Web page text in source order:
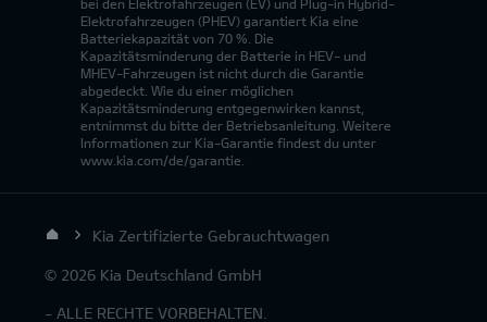
bei den Elektrofahrzeugen (EV) und Plug-in Hybrid-
Elektrofahrzeugen (PHEV) garantiert Kia eine
Batteriekapazität von 70 %. Die
Kapazitätsminderung der Batterie in HEV- und
MHEV-Fahrzeugen ist nicht durch die Garantie
abgedeckt. Wie du einer möglichen
Kapazitätsminderung entgegenwirken kannst,
entnimmst du bitte der Betriebsanleitung. Weitere
Informationen zur Kia-Garantie findest du unter
www.kia.com/de/garantie.
Kia Zertifizierte Gebrauchtwagen
© 2026 Kia Deutschland GmbH
- ALLE RECHTE VORBEHALTEN.